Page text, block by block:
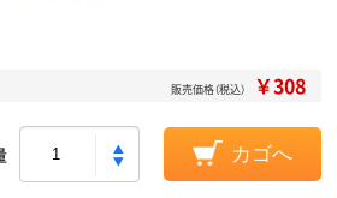
販売価格（税込） ￥308
カゴへ